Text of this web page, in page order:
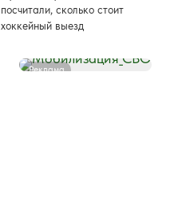
посчитали, сколько стоит
хоккейный выезд
Реклама